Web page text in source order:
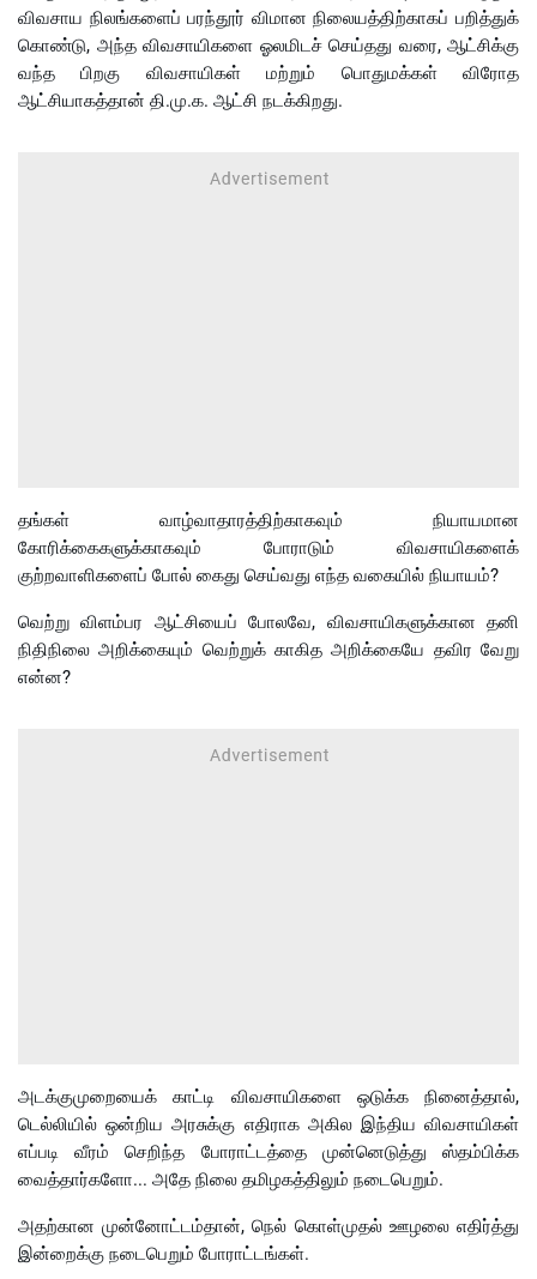
விவசாய நிலங்களைப் பரந்தூர் விமான நிலையத்திற்காகப் பறித்துக்
கொண்டு, அந்த விவசாயிகளை ஓலமிடச் செய்தது வரை, ஆட்சிக்கு
வந்த பிறகு விவசாயிகள் மற்றும் பொதுமக்கள் விரோத
ஆட்சியாகத்தான் தி.மு.க. ஆட்சி நடக்கிறது.
தங்கள் வாழ்வாதாரத்திற்காகவும் நியாயமான
கோரிக்கைகளுக்காகவும் போராடும் விவசாயிகளைக்
குற்றவாளிகளைப் போல் கைது செய்வது எந்த வகையில் நியாயம்?
வெற்று விளம்பர ஆட்சியைப் போலவே, விவசாயிகளுக்கான தனி
நிதிநிலை அறிக்கையும் வெற்றுக் காகித அறிக்கையே தவிர வேறு
என்ன?
அடக்குமுறையைக் காட்டி விவசாயிகளை ஒடுக்க நினைத்தால்,
டெல்லியில் ஒன்றிய அரசுக்கு எதிராக அகில இந்திய விவசாயிகள்
எப்படி வீரம் செறிந்த போராட்டத்தை முன்னெடுத்து ஸ்தம்பிக்க
வைத்தார்களோ... அதே நிலை தமிழகத்திலும் நடைபெறும்.
அதற்கான முன்னோட்டம்தான், நெல் கொள்முதல் ஊழலை எதிர்த்து
இன்றைக்கு நடைபெறும் போராட்டங்கள்.